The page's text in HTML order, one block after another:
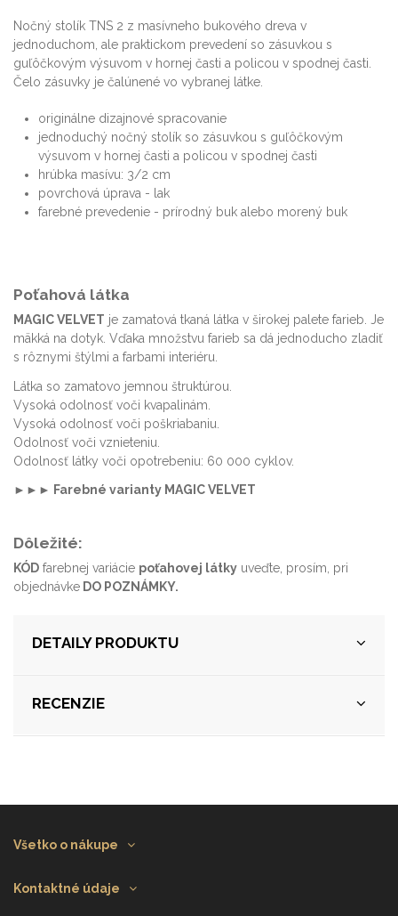
Nočný stolík TNS 2 z masívneho bukového dreva v
jednoduchom, ale praktickom prevedení so zásuvkou s
guľôčkovým výsuvom v hornej časti a policou v spodnej časti.
Čelo zásuvky je čalúnené vo vybranej látke.
originálne dizajnové spracovanie
jednoduchý nočný stolík so zásuvkou s guľôčkovým
výsuvom v hornej časti a policou v spodnej časti
hrúbka masívu: 3/2 cm
povrchová úprava - lak
farebné prevedenie - prírodný buk alebo morený buk
Poťahová látka
MAGIC VELVET je zamatová tkaná látka v širokej palete farieb. Je
mäkká na dotyk. Vďaka množstvu farieb sa dá jednoducho zladiť
s rôznymi štýlmi a farbami interiéru.
Látka so zamatovo jemnou štruktúrou.
Vysoká odolnosť voči kvapalinám.
Vysoká odolnosť voči poškriabaniu.
Odolnosť voči vznieteniu.
Odolnosť látky voči opotrebeniu: 60 000 cyklov.
►►► Farebné varianty MAGIC VELVET
Dôležité:
KÓD farebnej variácie poťahovej látky uveďte, prosím, pri
objednávke DO POZNÁMKY.
DETAILY PRODUKTU
RECENZIE
Všetko o nákupe
Kontaktné údaje